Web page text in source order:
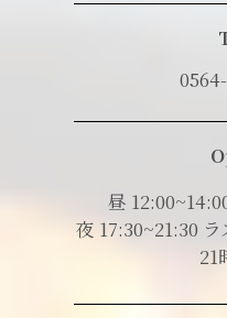
昼
夜 17:30~21:30
21